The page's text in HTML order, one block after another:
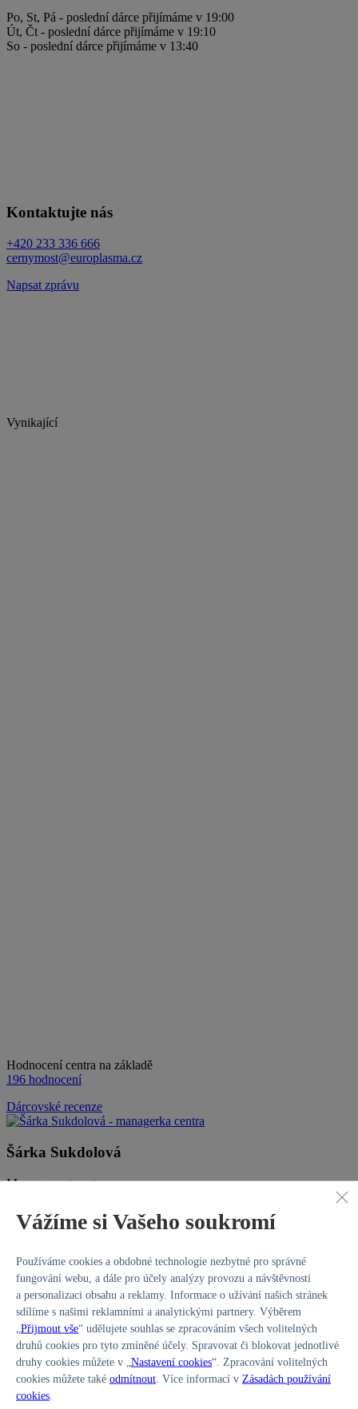
Po, St, Pá - poslední dárce přijímáme v 19:00
Út, Čt - poslední dárce přijímáme v 19:10
So - poslední dárce přijímáme v 13:40
Kontaktujte nás
+420 233 336 666
cernymost@europlasma.cz
Napsat zprávu
Vynikající
Hodnocení centra na základě
196 hodnocení
Dárcovské recenze
Šárka Sukdolová
Management centra
Chcete darovat krevní plazmu, získatfinanční
kompenzaci
a využívat našich
Vážíme si Vašeho soukromí
Používáme cookies a obdobné technologie nezbytné pro správné
fungování webu, a dále pro účely analýzy provozu a návštěvnosti
a personalizaci obsahu a reklamy. Informace o užívání našich stránek
sdílíme s našimi reklamními a analytickými partnery. Výběrem
Přijmout vše“ udělujete souhlas se zpracováním všech volitelných
druhů cookies pro tyto zmíněné účely. Spravovat či blokovat jednotlivé
druhy cookies můžete v „ Nastavení cookies“. Zpracování volitelných
cookies můžete také odmítnout . Více informací v Zásadách používání
cookies